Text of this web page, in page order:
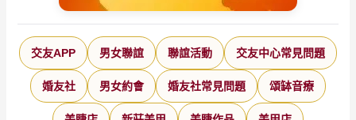
交友APP 男女聯誼 聯誼活動 交友中心常見問題
婚友社 男女約會 婚友社常見問題 頌缽音療